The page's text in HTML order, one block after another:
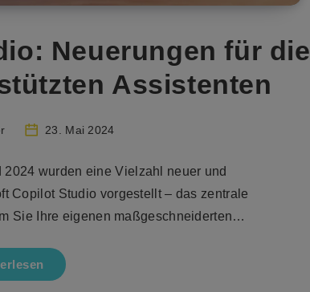
Neuerungen für die
Assistenten
23. Mai 2024
wurden eine Vielzahl neuer und
Copilot Studio vorgestellt – das zentrale
Sie Ihre eigenen maßgeschneiderten…